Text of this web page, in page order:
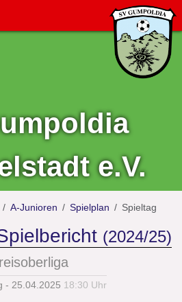
e.V.
A-Junioren Spielplan Spieltag
(2024/25)
- 25.04.2025 18:30 Uhr